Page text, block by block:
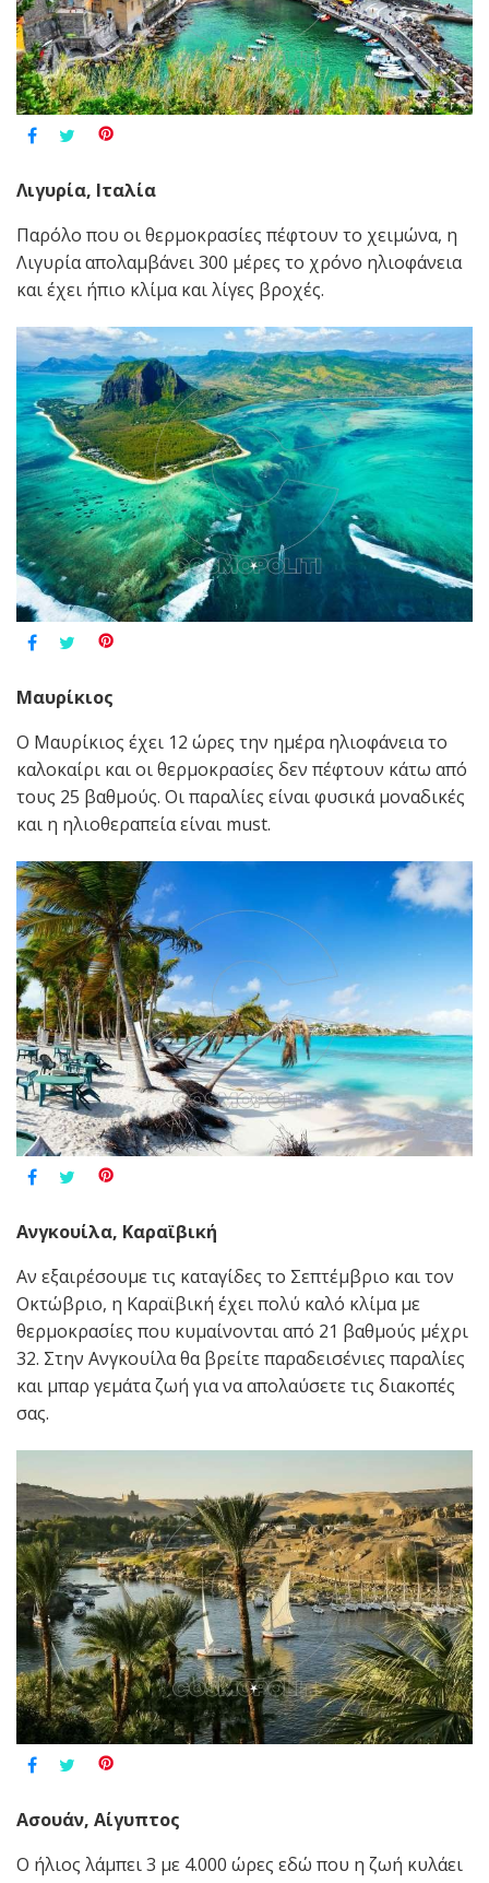
Λιγυρία, Ιταλία
Παρόλο που οι θερμοκρασίες πέφτουν το χειμώνα, η
Λιγυρία απολαμβάνει 300 μέρες το χρόνο ηλιοφάνεια
και έχει ήπιο κλίμα και λίγες βροχές.
Μαυρίκιος
Ο Μαυρίκιος έχει 12 ώρες την ημέρα ηλιοφάνεια το
καλοκαίρι και οι θερμοκρασίες δεν πέφτουν κάτω από
τους 25 βαθμούς. Οι παραλίες είναι φυσικά μοναδικές
και η ηλιοθεραπεία είναι must.
Ανγκουίλα, Καραϊβική
Αν εξαιρέσουμε τις καταγίδες το Σεπτέμβριο και τον
Οκτώβριο, η Καραϊβική έχει πολύ καλό κλίμα με
θερμοκρασίες που κυμαίνονται από 21 βαθμούς μέχρι
32. Στην Ανγκουίλα θα βρείτε παραδεισένιες παραλίες
και μπαρ γεμάτα ζωή για να απολαύσετε τις διακοπές
σας.
Ασουάν, Αίγυπτος
Ο ήλιος λάμπει 3 με 4.000 ώρες εδώ που η ζωή κυλάει